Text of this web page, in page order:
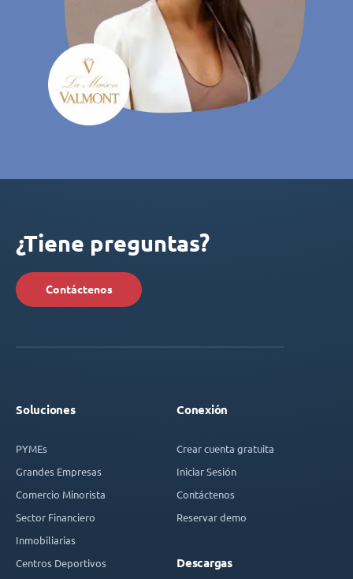
¿Tiene preguntas?
Contáctenos
Soluciones
PYMEs
Grandes Empresas
Comercio Minorista
Sector Financiero
Inmobiliarias
Centros Deportivos
Conexión
Crear cuenta gratuita
Iniciar Sesión
Contáctenos
Reservar demo
Descargas